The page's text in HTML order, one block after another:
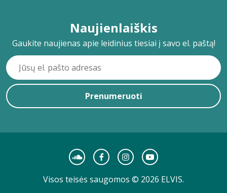
Naujienlaiškis
Gaukite naujienas apie leidinius tiesiai į savo el. paštą!
Prenumeruoti
Visos teisės saugomos © 2026 ELVIS.